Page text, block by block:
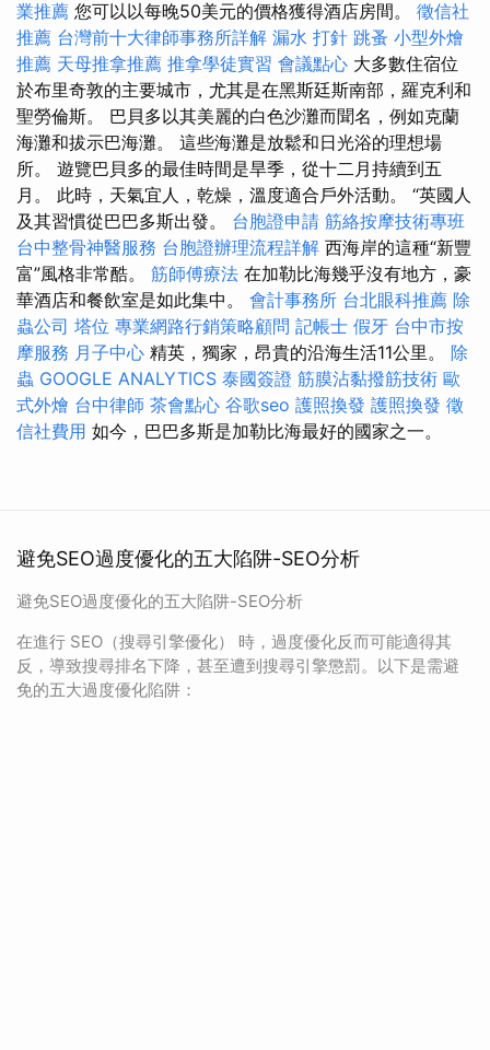
業推薦 您可以以每晚50美元的價格獲得酒店房間。 徵信社
推薦 台灣前十大律師事務所詳解 漏水 打針 跳蚤 小型外燴
推薦 天母推拿推薦 推拿學徒實習 會議點心 大多數住宿位
於布里奇敦的主要城市，尤其是在黑斯廷斯南部，羅克利和
聖勞倫斯。 巴貝多以其美麗的白色沙灘而聞名，例如克蘭
海灘和拔示巴海灘。 這些海灘是放鬆和日光浴的理想場
所。 遊覽巴貝多的最佳時間是旱季，從十二月持續到五
月。 此時，天氣宜人，乾燥，溫度適合戶外活動。 “英國人
及其習慣從巴巴多斯出發。 台胞證申請 筋絡按摩技術專班
台中整骨神醫服務 台胞證辦理流程詳解 西海岸的這種“新豐
富”風格非常酷。 筋師傅療法 在加勒比海幾乎沒有地方，豪
華酒店和餐飲室是如此集中。 會計事務所 台北眼科推薦 除
蟲公司 塔位 專業網路行銷策略顧問 記帳士 假牙 台中市按
摩服務 月子中心 精英，獨家，昂貴的沿海生活11公里。 除
蟲 GOOGLE ANALYTICS 泰國簽證 筋膜沾黏撥筋技術 歐
式外燴 台中律師 茶會點心 谷歌seo 護照換發 護照換發 徵
信社費用 如今，巴巴多斯是加勒比海最好的國家之一。
避免SEO過度優化的五大陷阱-SEO分析
避免SEO過度優化的五大陷阱-SEO分析
在進行 SEO（搜尋引擎優化） 時，過度優化反而可能適得其
反，導致搜尋排名下降，甚至遭到搜尋引擎懲罰。以下是需避
免的五大過度優化陷阱：